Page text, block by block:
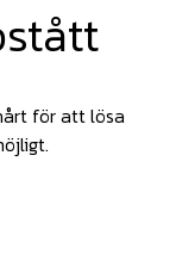
för att lösa